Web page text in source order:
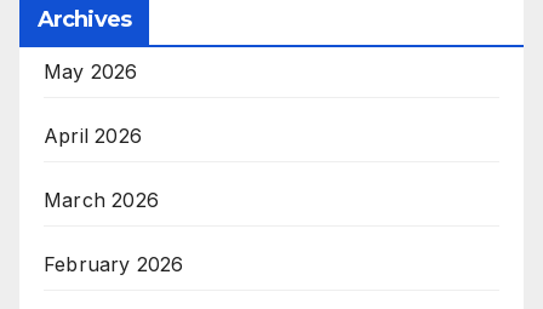
Archives
May 2026
April 2026
March 2026
February 2026